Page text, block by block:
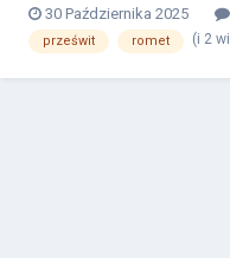
mam po 40mm wolnego
wewnątrz), to czy w takim
30 Października 2025
prześwit romet (i 2